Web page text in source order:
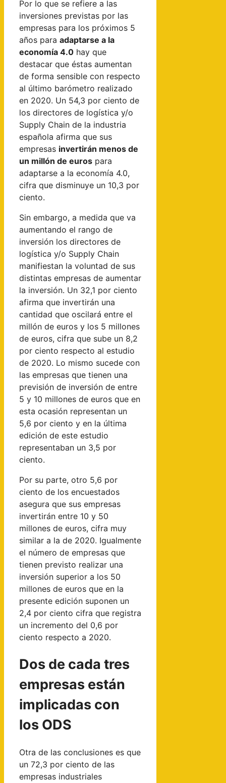
Por lo que se refiere a las
inversiones previstas por las
empresas para los próximos 5
años para adaptarse a la
economía 4.0 hay que
destacar que éstas aumentan
de forma sensible con respecto
al último barómetro realizado
en 2020. Un 54,3 por ciento de
los directores de logística y/o
Supply Chain de la industria
española afirma que sus
empresas invertirán menos de
un millón de euros para
adaptarse a la economía 4.0,
cifra que disminuye un 10,3 por
ciento.
Sin embargo, a medida que va
aumentando el rango de
inversión los directores de
logística y/o Supply Chain
manifiestan la voluntad de sus
distintas empresas de aumentar
la inversión. Un 32,1 por ciento
afirma que invertirán una
cantidad que oscilará entre el
millón de euros y los 5 millones
de euros, cifra que sube un 8,2
por ciento respecto al estudio
de 2020. Lo mismo sucede con
las empresas que tienen una
previsión de inversión de entre
5 y 10 millones de euros que en
esta ocasión representan un
5,6 por ciento y en la última
edición de este estudio
representaban un 3,5 por
ciento.
Por su parte, otro 5,6 por
ciento de los encuestados
asegura que sus empresas
invertirán entre 10 y 50
millones de euros, cifra muy
similar a la de 2020. Igualmente
el número de empresas que
tienen previsto realizar una
inversión superior a los 50
millones de euros que en la
presente edición suponen un
2,4 por ciento cifra que registra
un incremento del 0,6 por
ciento respecto a 2020.
Dos de cada tres
empresas están
implicadas con
los ODS
Otra de las conclusiones es que
un 72,3 por ciento de las
empresas industriales